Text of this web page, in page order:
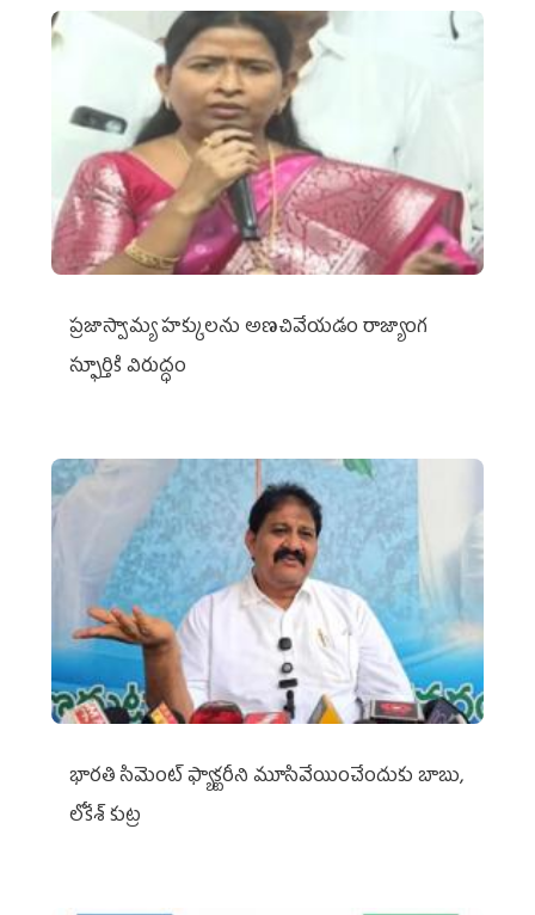
ప్రజాస్వామ్య హక్కులను అణచివేయడం రాజ్యాంగ
స్ఫూర్తికి విరుద్ధం
భారతి సిమెంట్ ఫ్యాక్టరీని మూసివేయించేందుకు బాబు,
లోకేశ్ కుట్ర